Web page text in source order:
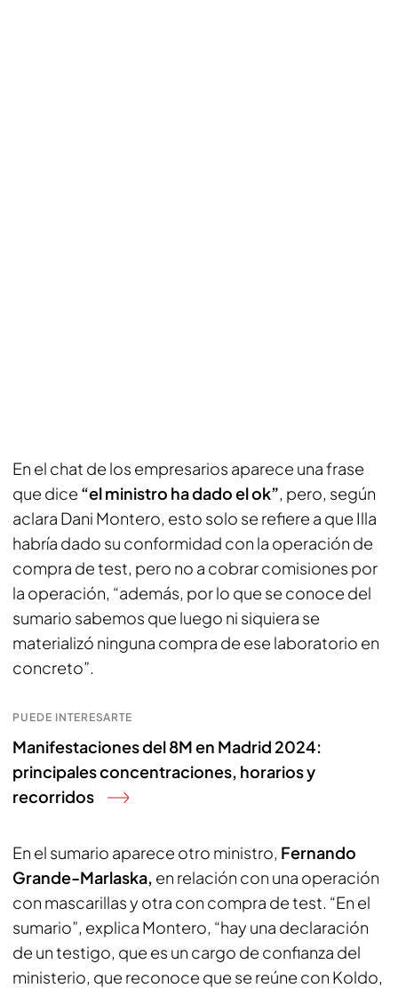
En el chat de los empresarios aparece una frase
que dice “el ministro ha dado el ok”, pero, según
aclara Dani Montero, esto solo se refiere a que Illa
habría dado su conformidad con la operación de
compra de test, pero no a cobrar comisiones por
la operación, “además, por lo que se conoce del
sumario sabemos que luego ni siquiera se
materializó ninguna compra de ese laboratorio en
concreto”.
PUEDE INTERESARTE
Manifestaciones del 8M en Madrid 2024:
principales concentraciones, horarios y
recorridos
En el sumario aparece otro ministro, Fernando
Grande-Marlaska, en relación con una operación
con mascarillas y otra con compra de test. “En el
sumario”, explica Montero, “hay una declaración
de un testigo, que es un cargo de confianza del
ministerio, que reconoce que se reúne con Koldo,